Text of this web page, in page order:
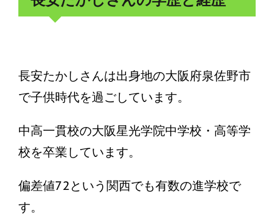
長安たかしさんは出身地の大阪府泉佐野市
で子供時代を過ごしています。
中高一貫校の大阪星光学院中学校・高等学
校を卒業しています。
偏差値72という関西でも有数の進学校で
す。